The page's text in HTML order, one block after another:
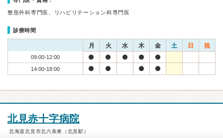
整形外科専門医、リハビリテーション科専門医
診療時間
月 火 水 木 金 土 日 祝
09:00-12:00
14:00-18:00
北見赤十字病院
北海道北見市北六条東（北見駅）